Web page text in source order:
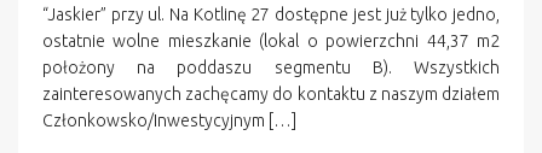
“Jaskier” przy ul. Na Kotlinę 27 dostępne jest już tylko jedno,
ostatnie wolne mieszkanie (lokal o powierzchni 44,37 m2
położony na poddaszu segmentu B). Wszystkich
zainteresowanych zachęcamy do kontaktu z naszym działem
Członkowsko/Inwestycyjnym […]